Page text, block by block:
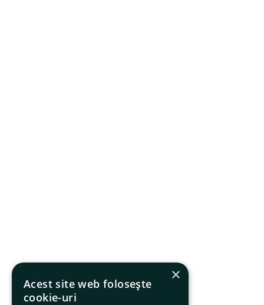
×
Acest site web folosește
cookie-uri